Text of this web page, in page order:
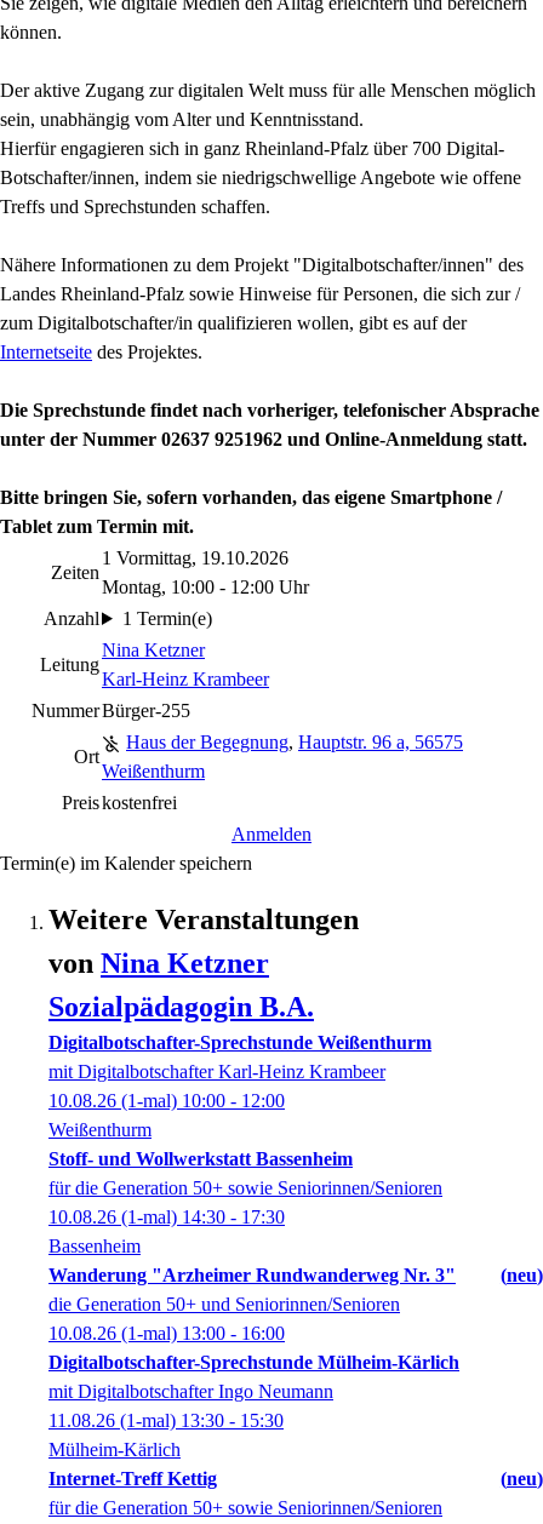
können.
Der aktive Zugang zur digitalen Welt muss für alle Menschen möglich
sein, unabhängig vom Alter und Kenntnisstand.
Hierfür engagieren sich in ganz Rheinland-Pfalz über 700 Digital-
Botschafter/innen, indem sie niedrigschwellige Angebote wie offene
Treffs und Sprechstunden schaffen.
Nähere Informationen zu dem Projekt "Digitalbotschafter/innen" des
Landes Rheinland-Pfalz sowie Hinweise für Personen, die sich zur /
zum Digitalbotschafter/in qualifizieren wollen, gibt es auf der
Internetseite des Projektes.
Die Sprechstunde findet nach vorheriger, telefonischer Absprache
unter der Nummer 02637 9251962 und Online-Anmeldung statt.
Bitte bringen Sie, sofern vorhanden, das eigene Smartphone /
Tablet zum Termin mit.
Zeiten
1 Vormittag, 19.10.2026
Montag, 10:00 - 12:00 Uhr
Anzahl
1 Termin(e)
Leitung
Nina Ketzner
Karl-Heinz Krambeer
NummerBürger-255
Ort
Haus der Begegnung, Hauptstr. 96 a, 56575
Weißenthurm
Preiskostenfrei
Anmelden
Termin(e) im Kalender speichern
Weitere Veranstaltungen
von Nina Ketzner
Sozialpädagogin B.A.
Digitalbotschafter-Sprechstunde Weißenthurm
mit Digitalbotschafter Karl-Heinz Krambeer
10.08.26 (1-mal) 10:00 - 12:00
Weißenthurm
Stoff- und Wollwerkstatt Bassenheim
für die Generation 50+ sowie Seniorinnen/Senioren
10.08.26 (1-mal) 14:30 - 17:30
Bassenheim
Wanderung "Arzheimer Rundwanderweg Nr. 3"
neu
die Generation 50+ und Seniorinnen/Senioren
10.08.26 (1-mal) 13:00 - 16:00
Digitalbotschafter-Sprechstunde Mülheim-Kärlich
mit Digitalbotschafter Ingo Neumann
11.08.26 (1-mal) 13:30 - 15:30
Mülheim-Kärlich
Internet-Treff Kettig
neu
für die Generation 50+ sowie Seniorinnen/Senioren